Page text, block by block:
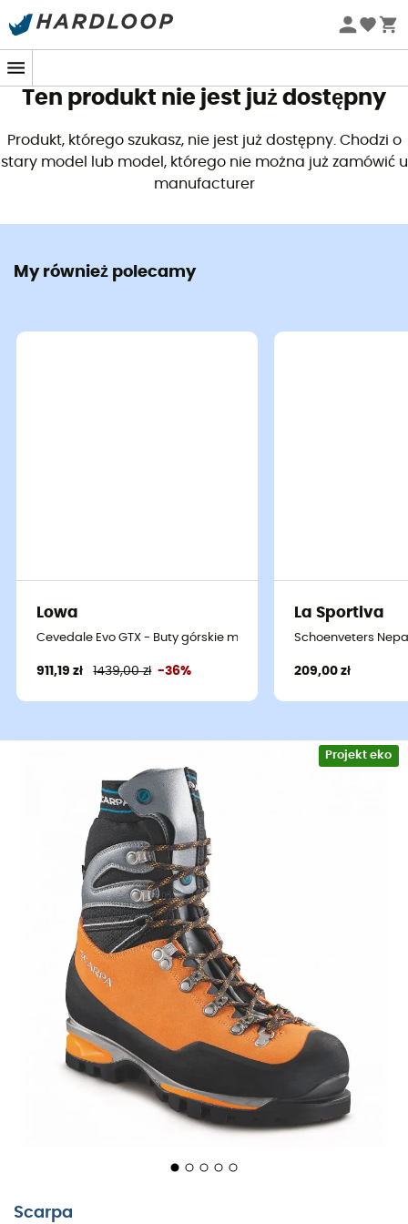
Letnie promocje 🔥 -5% DODATKOWO przy zakupie 2
Ten produkt nie jest już dostępny
Produkt, którego szukasz, nie jest już dostępny. Chodzi o
stary model lub model, którego nie można już zamówić u
manufacturer
My również polecamy
Lowa
Cevedale Evo GTX - Buty górskie meskie
911,19 zł 1439,00 zł -36%
La Sportiva
Schoenveters
209,00 zł
Projekt eko
Scarpa
Scarpa, aby umożliwić Ci osiągnięcie szczytu Mont
I jak mówi przysłowie: "Kto może więcej, może mniej",
precyzję we wszystkich przygodach na dużych
wysokościach.
Doceniamy technologięSock-Fit, która zapewnia
optymalne i precyzyjne dopasowanie do stopy oraz
przyjemny język w formie skarpety wykonany z jednej
części S-Tech Schoeller, co zapewnia idealne otulenie
Ultra-precyzyjne, komfortowe, ciepłe i ochronne,
Blanc Pro GTXsą wygodne niezależnie od napotkanych
Membrana termiczna 100% wodoodporna i
oddychająca Gore-Tex® Duratherm
Cholewka z zamszowej skóry 3 mm z
jednoczęściowym wykończeniem Perwanger
Pełny otok ochronny
Dopasowanie blisko stopy i bardzo precyzyjne
Stabilność boczna
Flex Point zapewniający swobodę ruchu kostki i
Blok podeszwy optymalizujący absorpcję uderzeń i